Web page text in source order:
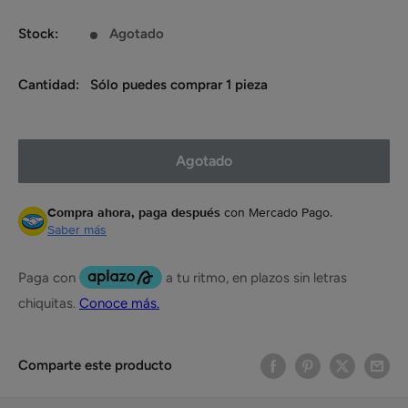
venta
Stock: Agotado
Cantidad: Sólo puedes comprar 1 pieza
Agotado
Compra ahora, paga después con Mercado Pago.
Saber más
Comparte este producto